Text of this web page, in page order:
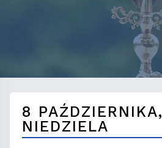
8 PAŹDZIERNIKA,
NIEDZIELA